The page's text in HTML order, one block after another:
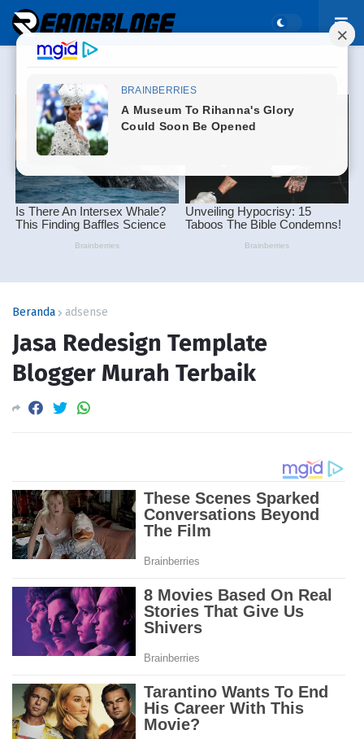
Beranda adsense
Jasa Redesign Template
Blogger Murah Terbaik